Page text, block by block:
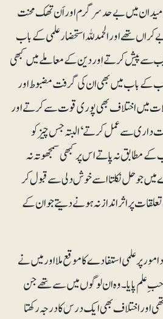
میں بے حد سرگرم اور اَن تھک محنت
تھے اور الحمدللہ استحضار علمی کے باب
سے پیش کرتے اوردین کے معاملے میں کبھی
کے باب میں بھی ان کی گرفت مضبوط اور
میں اختلاف بھی پوری قوت سے کرتے اور
داری سے عمل کرتے‘ البتہ جس چیز کو
نہ پاتے اس پر کبھی سمجھوتہ نہ
جو حل نکلتا اسے خوش دلی سے قبول کر
پر اثرانداز نہ ہونے دیتے جو ان کے
پر علمی استفادے کا موقع ملا اور میں نے
علم پایا۔ وہ ان لوگوں میں سے تھے جن
اختلاف بھی ایک درس کا درجہ رکھتا